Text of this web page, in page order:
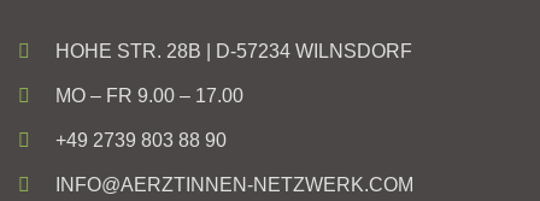
HOHE STR. 28B | D-57234 WILNSDORF
MO – FR 9.00 – 17.00
+49 2739 803 88 90
INFO@AERZTINNEN-NETZWERK.COM